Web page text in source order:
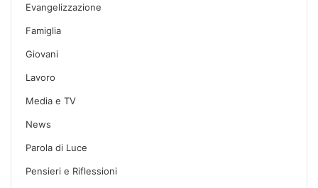
Evangelizzazione
Famiglia
Giovani
Lavoro
Media e TV
News
Parola di Luce
Pensieri e Riflessioni